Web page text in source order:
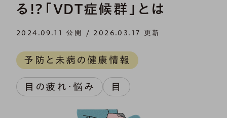
る!?「VDT症候群」とは
2024.09.11 公開 / 2026.03.17 更新
予防と未病の健康情報
目の疲れ・悩み 目